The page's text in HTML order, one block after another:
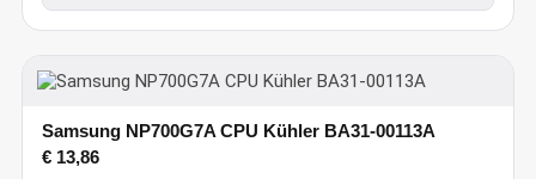
Samsung NP700G7A CPU Kühler BA31-00113A
€13,86